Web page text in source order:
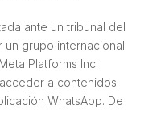
ante un tribunal del
un grupo internacional
Platforms Inc.
a contenidos
WhatsApp. De